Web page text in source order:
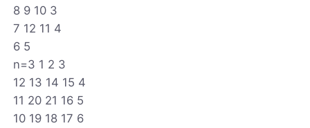
8 9 10 3
7 12 11 4
6 5
n=3 1 2 3
12 13 14 15 4
11 20 21 16 5
10 19 18 17 6